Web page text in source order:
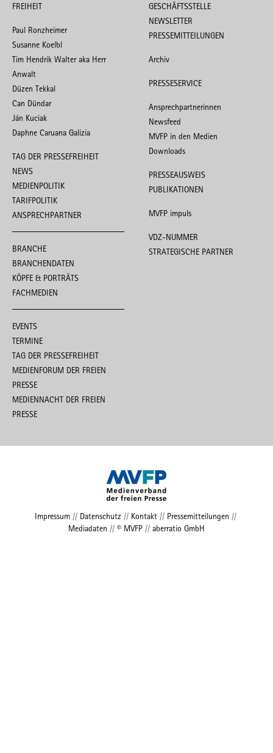
FREIHEIT
Paul Ronzheimer
Susanne Koelbl
Tim Hendrik Walter aka Herr
Anwalt
Düzen Tekkal
Can Dündar
Ján Kuciak
Daphne Caruana Galizia
TAG DER PRESSEFREIHEIT
NEWS
MEDIENPOLITIK
TARIFPOLITIK
ANSPRECHPARTNER
BRANCHE
BRANCHENDATEN
KÖPFE & PORTRÄTS
FACHMEDIEN
EVENTS
TERMINE
TAG DER PRESSEFREIHEIT
MEDIENFORUM DER FREIEN
PRESSE
MEDIENNACHT DER FREIEN
PRESSE
GESCHÄFTSSTELLE
NEWSLETTER
PRESSEMITTEILUNGEN
Archiv
PRESSESERVICE
Ansprechpartnerinnen
Newsfeed
MVFP in den Medien
Downloads
PRESSEAUSWEIS
PUBLIKATIONEN
MVFP impuls
VDZ-NUMMER
STRATEGISCHE PARTNER
Impressum// Datenschutz // Kontakt// Pressemitteilungen //
Mediadaten // © MVFP // aberratio GmbH